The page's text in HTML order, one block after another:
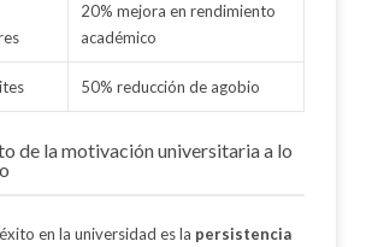
20% mejora en rendimiento
académico
50% reducción de agobio
de la motivación universitaria a lo
en la universidad es la persistencia